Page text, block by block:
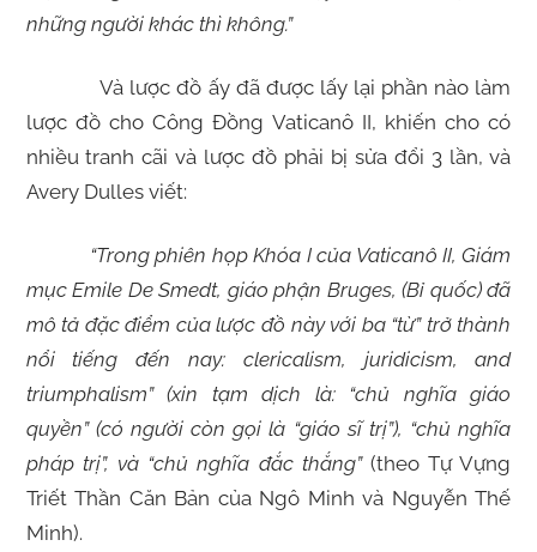
những người khác thì không.”
Và lược đồ ấy đã được lấy lại phần nào làm
lược đồ cho Công Đồng Vaticanô II, khiến cho có
nhiều tranh cãi và lược đồ phải bị sửa đổi 3 lần, và
Avery Dulles viết:
“Trong phiên họp Khóa I của Vaticanô II, Giám
mục Emile De Smedt, giáo phận Bruges, (Bỉ quốc) đã
mô tả đặc điểm của lược đồ này với ba “từ” trở thành
nổi tiếng đến nay: clericalism, juridicism, and
triumphalism” (xin tạm dịch là: “chủ nghĩa giáo
quyền” (có người còn gọi là “giáo sĩ trị”), “chủ nghĩa
pháp trị”, và “chủ nghĩa đắc thắng”(theo Tự Vựng
Triết Thần Căn Bản của Ngô Minh và Nguyễn Thế
Minh).